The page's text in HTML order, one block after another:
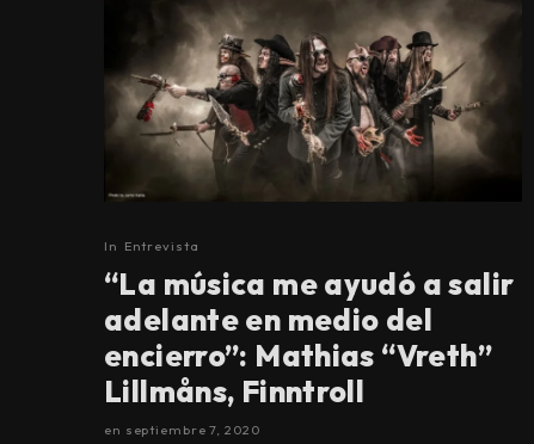
In Entrevista
“La música me ayudó a salir
adelante en medio del
encierro”: Mathias “Vreth”
Lillmåns, Finntroll
en septiembre 7, 2020